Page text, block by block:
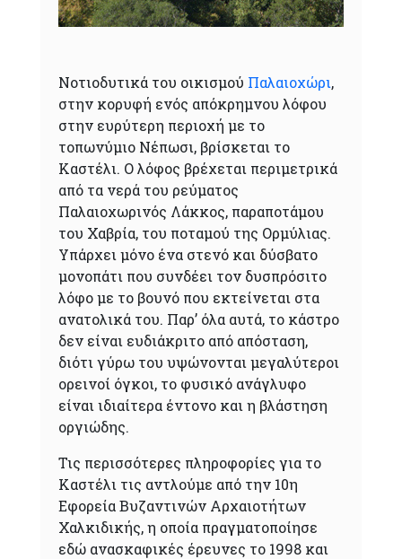
Νοτιοδυτικά του οικισμού Παλαιοχώρι,
στην κορυφή ενός απόκρημνου λόφου
στην ευρύτερη περιοχή με το
τοπωνύμιο Νέπωσι, βρίσκεται το
Καστέλι. Ο λόφος βρέχεται περιμετρικά
από τα νερά του ρεύματος
Παλαιοχωρινός Λάκκος, παραποτάμου
του Χαβρία, του ποταμού της Ορμύλιας.
Υπάρχει μόνο ένα στενό και δύσβατο
μονοπάτι που συνδέει τον δυσπρόσιτο
λόφο με το βουνό που εκτείνεται στα
ανατολικά του. Παρ’ όλα αυτά, το κάστρο
δεν είναι ευδιάκριτο από απόσταση,
διότι γύρω του υψώνονται μεγαλύτεροι
ορεινοί όγκοι, το φυσικό ανάγλυφο
είναι ιδιαίτερα έντονο και η βλάστηση
οργιώδης.
Τις περισσότερες πληροφορίες για το
Καστέλι τις αντλούμε από την 10η
Εφορεία Βυζαντινών Αρχαιοτήτων
Χαλκιδικής, η οποία πραγματοποίησε
εδώ ανασκαφικές έρευνες το 1998 και